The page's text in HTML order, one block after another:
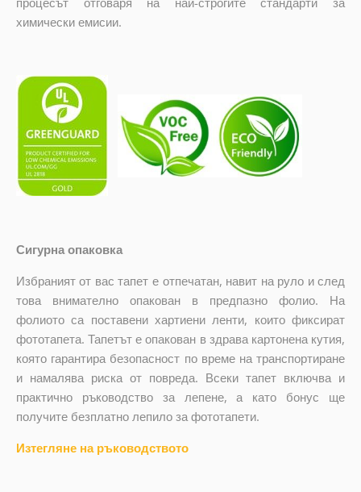
химически емисии.
Сигурна опаковка
Избраният от вас тапет е отпечатан, навит на руло и след
това внимателно опакован в предпазно фолио. На
фолиото са поставени хартиени ленти, които фиксират
фототапета. Тапетът е опакован в здрава картонена кутия,
която гарантира безопасност по време на транспортиране
и намалява риска от повреда. Всеки тапет включва и
практично ръководство за лепене, а като бонус ще
получите безплатно лепило за фототапети.
Изтегляне на ръководството